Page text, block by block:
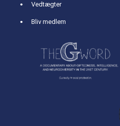
Vedtægter
Bliv medlem